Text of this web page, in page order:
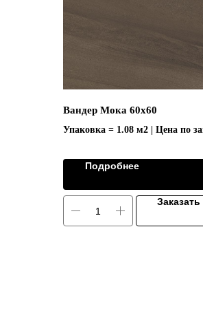
Вандер Мока 60х60
Упаковка = 1.08 м2 | Цена по
Подробнее
Заказать